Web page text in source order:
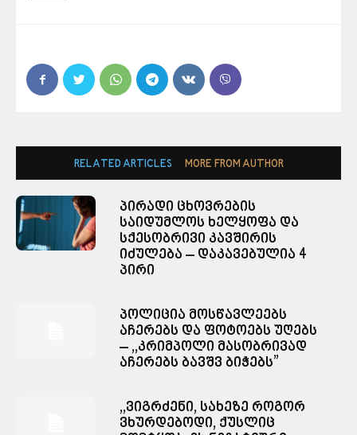
RELATED ARTICLES MORE FROM AUTHOR
პირადი ცხოვრების
საიდუმლოს ხელყოფა და
სქესობრივი კავშირის
იძულება – დაკავებულია 4
პირი
პოლიცია მოსწავლეებს
აჩერებს და ფოტოებს უღებს
– ,,კრიმპოლი მასობრივად
აჩერებს ბავშვ ბიჭებს”
,,ვიგრძენი, სახეზე როგორ
ვხურდებოდი, ქუსლიც